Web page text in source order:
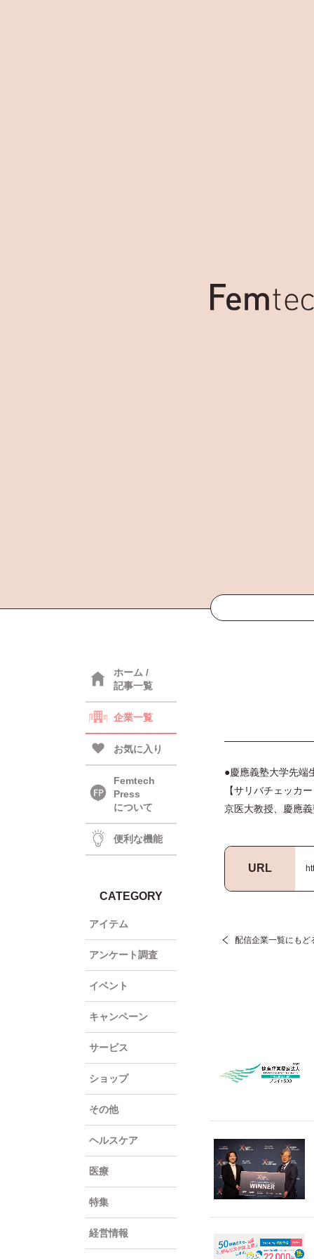
ホーム /
記事一覧
企業一覧
お気に入り
Femtech
Press
について
便利な機能
CATEGORY
アイテム
アンケート調査
イベント
キャンペーン
サービス
ショップ
その他
ヘルスケア
医療
特集
経営情報
●慶應義塾大学先端
【サリバチェッカ
京医大教授、慶應
URL
配信企業一覧にもど